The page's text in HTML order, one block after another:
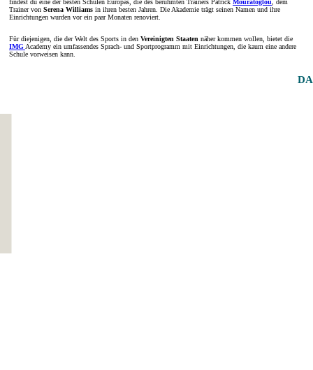
findest du eine der besten Schulen Europas, die des berühmten Trainers Patrick Mouratoglou , dem
Trainer von Serena Williams in ihren besten Jahren. Die Akademie trägt seinen Namen und ihre
Einrichtungen wurden vor ein paar Monaten renoviert.
Für diejenigen, die der Welt des Sports in den Vereinigten Staaten näher kommen wollen, bietet die
IMG Academy ein umfassendes Sprach- und Sportprogramm mit Einrichtungen, die kaum eine andere
Schule vorweisen kann.